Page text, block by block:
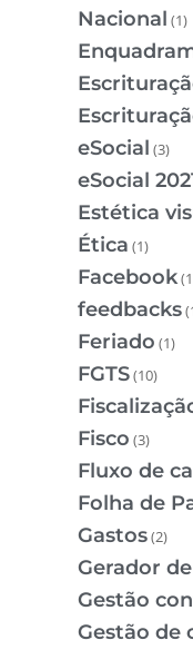
Nacional (1)
eSocial (3)
eSocial
Estética
Ética (1)
Facebook
feedbacks
Feriado (1)
FGTS(10)
Fisco (3)
Fluxo de
Folha de
Gastos(2)
Gerador
Gestão
Gestão de